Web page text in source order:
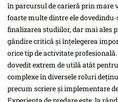
în parcursul de carieră prin mare
foarte multe dintre ele
finalizarea studiilor, dar mai ales
gândire critică și înțelegerea
orice tip de activitate
dovedit extrem de utilă atât
complexe în diversele roluri
precum scriere și implementare